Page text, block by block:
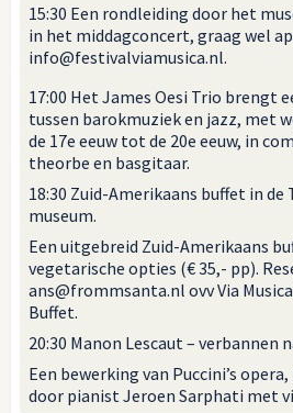
15:30 Een rondleiding door het
in het middagconcert, graag wel
info@festivalviamusica.nl.
17:00 Het James Oesi Trio brengt
tussen barokmuziek en jazz, met
de 17e eeuw tot de 20e eeuw, in
theorbe en basgitaar.
18:30 Zuid-Amerikaans buffet in de
museum.
Een uitgebreid Zuid-Amerikaans
vegetarische opties (€ 35,- pp).
ans@frommsanta.nl ovv Via
Buffet.
20:30 Manon Lescaut – verbannen
Een bewerking van Puccini’s
door pianist Jeroen Sarphati met